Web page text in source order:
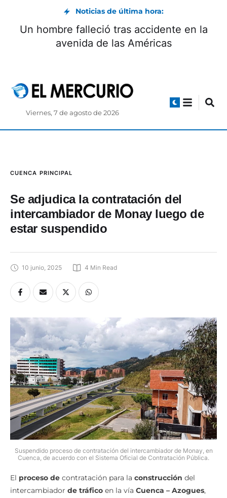
Noticias de última hora:
Boca Juniors define el itinerario para la
llegada y firma de Enner Valencia
Viernes, 7 de agosto de 2026
CUENCA PRINCIPAL
Se adjudica la contratación del
intercambiador de Monay luego de
estar suspendido
10 junio, 2025 4 Min Read
Suspendido proceso de contratación del intercambiador de Monay, en
Cuenca, de acuerdo con el Sistema Oficial de Contratación Pública.
El proceso de contratación para la construcción del
intercambiador de tráfico en la vía Cuenca – Azogues,